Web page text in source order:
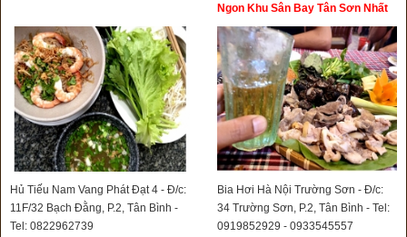
Hủ Tiếu Nam Vang Phát Đạt 4 - Đ/c:
11F/32 Bạch Đằng, P.2, Tân Bình -
Tel: 0822962739
Ngon Khu Sân Bay Tân Sơn Nhất
Bia Hơi Hà Nội Trường Sơn - Đ/c:
34 Trường Sơn, P.2, Tân Bình - Tel:
0919852929 - 0933545557